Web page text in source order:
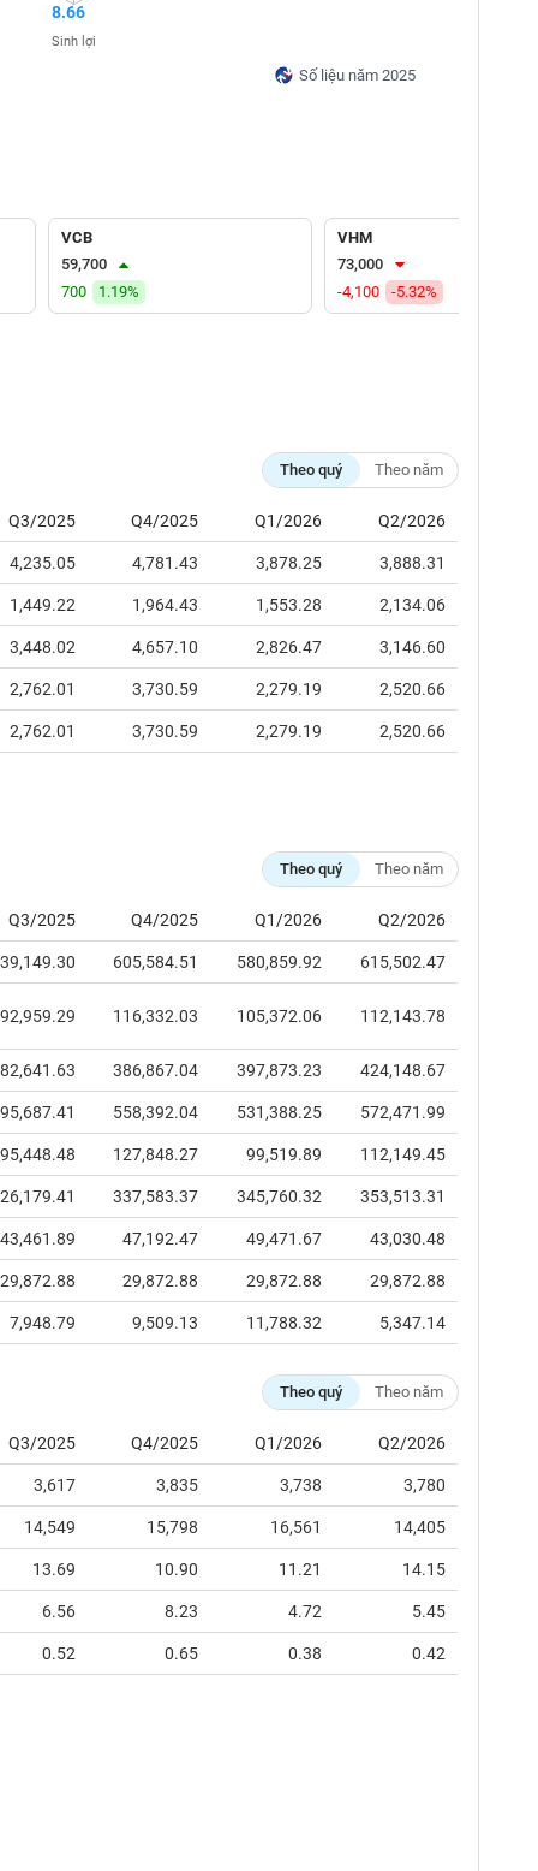
Số liệu năm 2025
8.66
Sinh lợi
VCB
59,700
700
1.19%
VHM
73,000
-4,100
-5.32%
Theo quý Theo năm
Q3/2025 Q4/2025 Q1/2026 Q2/2026
4,235.05 4,781.43 3,878.25 3,888.31
1,449.22 1,964.43 1,553.28 2,134.06
3,448.02 4,657.10 2,826.47 3,146.60
2,762.01 3,730.59 2,279.19 2,520.66
2,762.01 3,730.59 2,279.19 2,520.66
Theo quý Theo năm
Q3/2025 Q4/2025 Q1/2026 Q2/2026
605,584.51 580,859.92 615,502.47
92,959.29 116,332.03 105,372.06 112,143.78
386,867.04 397,873.23 424,148.67
558,392.04 531,388.25 572,471.99
95,448.48 127,848.27 99,519.89 112,149.45
337,583.37 345,760.32 353,513.31
43,461.89 47,192.47 49,471.67 43,030.48
29,872.88 29,872.88 29,872.88 29,872.88
7,948.79 9,509.13 11,788.32 5,347.14
Theo quý Theo năm
Q3/2025 Q4/2025 Q1/2026 Q2/2026
3,617 3,835 3,738 3,780
14,549 15,798 16,561 14,405
13.69 10.90 11.21 14.15
6.56 8.23 4.72 5.45
0.52 0.65 0.38 0.42